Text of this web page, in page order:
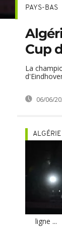
PAYS-BAS
Cup
La
06/06/
ALGÉRIE
ligne ...